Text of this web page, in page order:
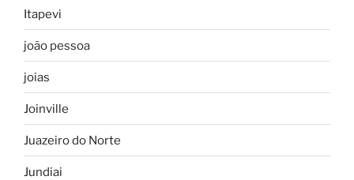
Itapevi
joão pessoa
joias
Joinville
Juazeiro do Norte
Jundiai